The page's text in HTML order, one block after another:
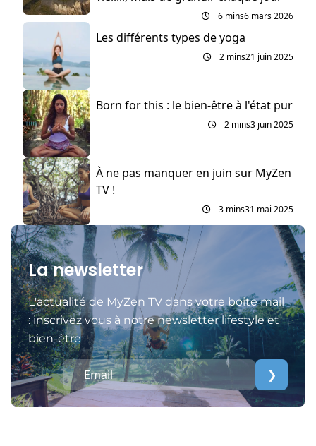
6 mins6 mars 2026
Les différents types de yoga
2 mins21 juin 2025
Born for this : le bien-être à l'état pur
2 mins3 juin 2025
À ne pas manquer en juin sur MyZen
TV !
3 mins31 mai 2025
La newsletter
L'actualité de MyZen TV dans votre boite mail
: inscrivez vous à notre newsletter lifestyle et
bien-être
❯